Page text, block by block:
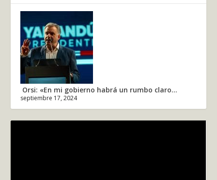
Orsi: «En mi gobierno habrá un rumbo claro...
septiembre 17, 2024